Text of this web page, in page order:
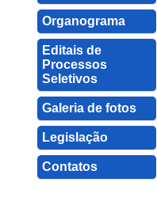
Organograma
Editais de
Processos
Seletivos
Galeria de fotos
Legislação
Contatos